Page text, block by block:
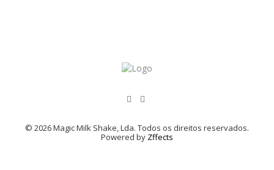
© 2026 Magic Milk Shake, Lda. Todos os direitos reservados.
Powered by Zffects